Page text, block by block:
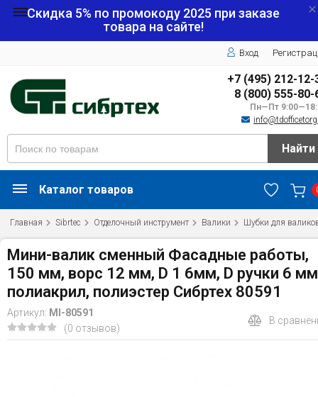
Скидка 5% по промокоду 2025 при заказе
товара на сайте!
Вход
+7 (495) 212-12-
8 (800) 555-80-
Пн—Пт
Найти
Каталог товаров
Главная Sibrtec Отделочный инструмент Валики Шубки для
Мини-валик сменный Фасадные работы,
150 мм, ворс 12 мм, D 1 6мм, D ручки 6
полиакрил, полиэстер Сибртех 80591
Артикул: MI-80591
(0 отзывов)
В